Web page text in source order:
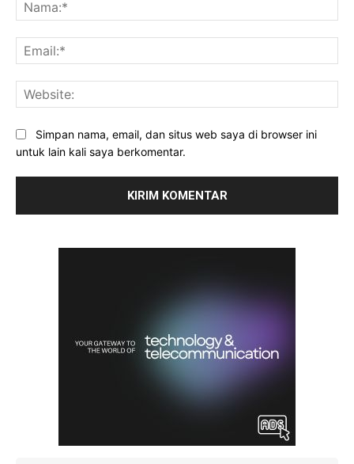
Simpan nama, email, dan situs web saya di browser ini
untuk lain kali saya berkomentar.